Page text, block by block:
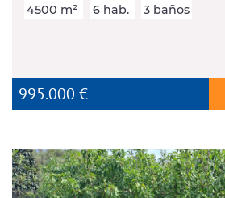
4500 m² 6 hab. 3 baños
995.000 €